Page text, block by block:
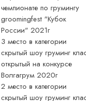
чемпионате по грумингу
groomingfest "Кубок
России" 2021г
3 место в категории
скрытый шоу груминг
открытый на конкурсе
Волгагрум 2020г
2 место в категории
скрытый шоу груминг